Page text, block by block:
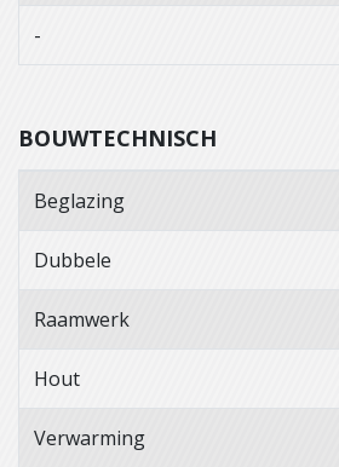
-
BOUWTECHNISCH
Beglazing
Dubbele
Raamwerk
Hout
Verwarming